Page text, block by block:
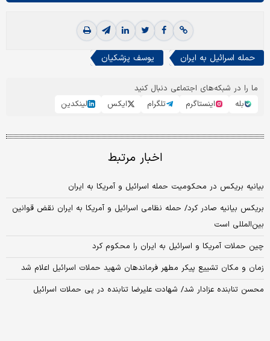
حمله اسرائیل به ایران یوسف پزشکیان
ما را در شبکه‌های اجتماعی دنبال کنید
بله
اینستاگرم تلگرام ایکس لینکدین
اخبار مرتبط
بیانیه بریکس در محکومیت حمله اسرائیل و آمریکا به ایران
بریکس بیانیه صادر کرد/ حمله نظامی اسرائیل و آمریکا به ایران نقض قوانین
بین‌المللی است
چین حملات آمریکا و اسرائیل به ایران را محکوم کرد
زمان و مکان تشییع پیکر مطهر فرماندهان شهید حملات اسرائیل اعلام شد
محسن تنابنده عزادار شد/ شهادت علیرضا تنابنده در پی حملات اسرائیل